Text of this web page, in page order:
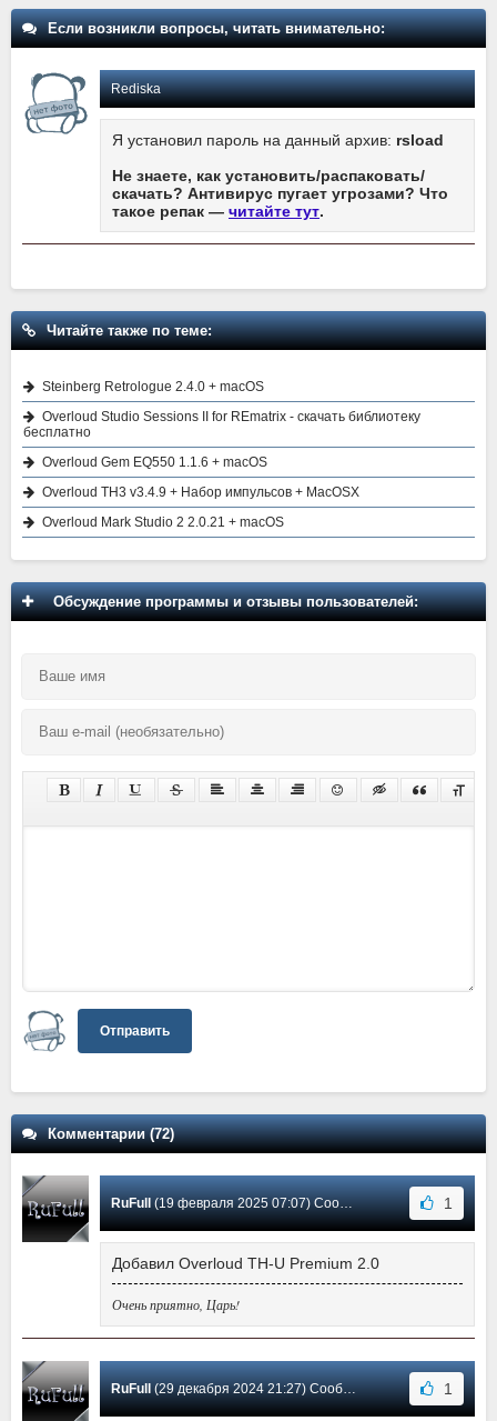
Если возникли вопросы, читать внимательно:
Rediska
Я установил пароль на данный архив: rsload
Не знаете, как установить/распаковать/
скачать? Антивирус пугает угрозами? Что
такое репак — читайте тут.
Читайте также по теме:
Steinberg Retrologue 2.4.0 + macOS
Overloud Studio Sessions II for REmatrix - скачать библиотеку
бесплатно
Overloud Gem EQ550 1.1.6 + macOS
Overloud TH3 v3.4.9 + Набор импульсов + MacOSX
Overloud Mark Studio 2 2.0.21 + macOS
Обсуждение программы и отзывы пользователей:
Отправить
Комментарии (72)
RuFull(19 февраля 2025 07:07) Сообщение #51 1
Добавил Overloud TH-U Premium 2.0
Очень приятно, Царь!
RuFull(29 декабря 2024 21:27) Сообщение #50 1